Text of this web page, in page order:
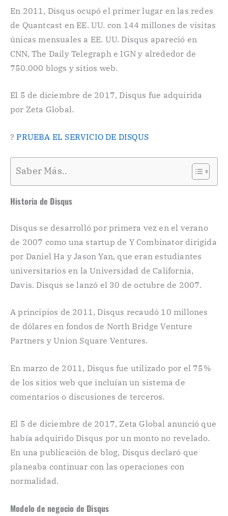
En 2011, Disqus ocupó el primer lugar en las redes
de Quantcast en EE. UU. con 144 millones de visitas
únicas mensuales a EE. UU. Disqus apareció en
CNN, The Daily Telegraph e IGN y alrededor de
750.000 blogs y sitios web.
El 5 de diciembre de 2017, Disqus fue adquirida
por Zeta Global.
?PRUEBA EL SERVICIO DE DISQUS
Saber Más..
Historia de Disqus
Disqus se desarrolló por primera vez en el verano
de 2007 como una startup de Y Combinator dirigida
por Daniel Ha y Jason Yan, que eran estudiantes
universitarios en la Universidad de California,
Davis. Disqus se lanzó el 30 de octubre de 2007.
A principios de 2011, Disqus recaudó 10 millones
de dólares en fondos de North Bridge Venture
Partners y Union Square Ventures.
En marzo de 2011, Disqus fue utilizado por el 75%
de los sitios web que incluían un sistema de
comentarios o discusiones de terceros.
El 5 de diciembre de 2017, Zeta Global anunció que
había adquirido Disqus por un monto no revelado.
En una publicación de blog, Disqus declaró que
planeaba continuar con las operaciones con
normalidad.
Modelo de negocio de Disqus